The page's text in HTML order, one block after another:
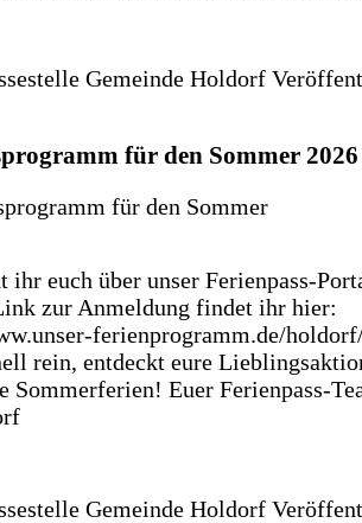
Gemeinde Holdorf
für den Sommer
ihr euch über unser Ferienpass-
zur Anmeldung findet ihr hier:
ferienprogramm.de/
rein, entdeckt eure
Sommerferien! Euer Ferienpass-
Gemeinde Holdorf